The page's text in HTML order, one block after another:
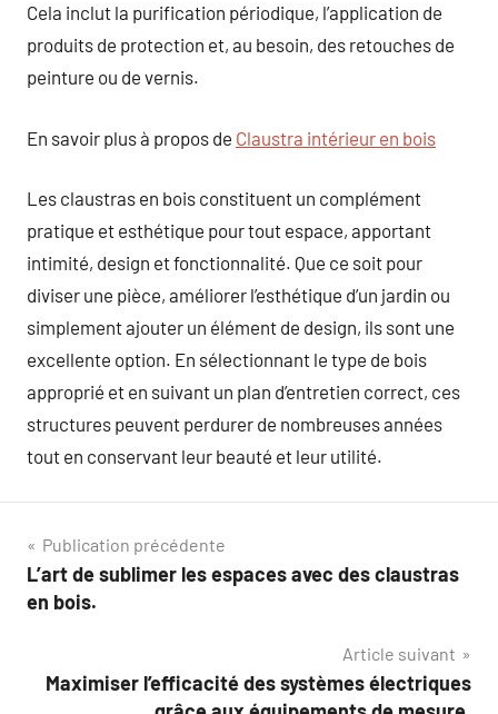
Cela inclut la purification périodique, l’application de
produits de protection et, au besoin, des retouches de
peinture ou de vernis.
En savoir plus à propos de Claustra intérieur en bois
Les claustras en bois constituent un complément
pratique et esthétique pour tout espace, apportant
intimité, design et fonctionnalité. Que ce soit pour
diviser une pièce, améliorer l’esthétique d’un jardin ou
simplement ajouter un élément de design, ils sont une
excellente option. En sélectionnant le type de bois
approprié et en suivant un plan d’entretien correct, ces
structures peuvent perdurer de nombreuses années
tout en conservant leur beauté et leur utilité.
Navigation
de
Publication précédente
L’art de sublimer les espaces avec des claustras
en bois.
Article suivant
Maximiser l’efficacité des systèmes électriques